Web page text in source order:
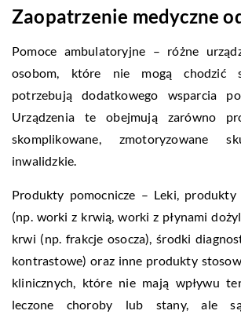
Zaopatrzenie medyczne
Pomoce ambulatoryjne – różne
osobom, które nie mogą chodzić
potrzebują dodatkowego wsparcia
Urządzenia te obejmują zarówno
skomplikowane, zmotoryzowane
inwalidzkie.
Produkty pomocnicze – Leki, produkty
(np. worki z krwią, worki z płynami
krwi (np. frakcje osocza), środki
kontrastowe) oraz inne produkty
klinicznych, które nie mają wpływu
leczone choroby lub stany, ale